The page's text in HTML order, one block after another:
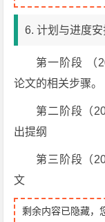
6. 计划与进度安
第一阶段 （
论文的相关步骤。
第二阶段（
出提纲
第三阶段（
文
剩余内容已隐藏，